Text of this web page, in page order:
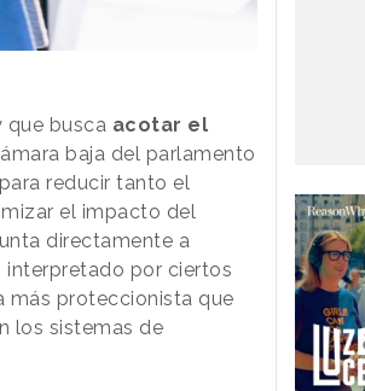
que busca acotar el
baja del parlamento
reducir tanto el
el impacto del
directamente a
interpretado por ciertos
más proteccionista que
los sistemas de